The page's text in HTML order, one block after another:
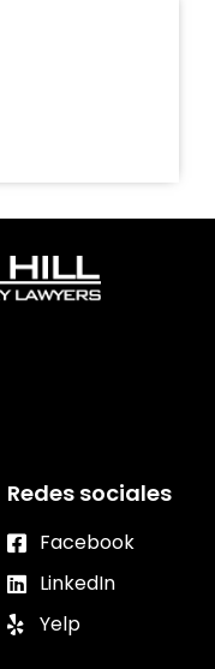
Redes sociales
Facebook
LinkedIn
Yelp